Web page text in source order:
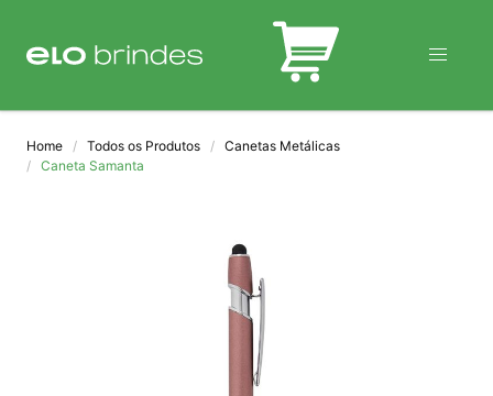
BLOG
Home Todos os Produtos
Canetas Metálicas
Caneta Samanta